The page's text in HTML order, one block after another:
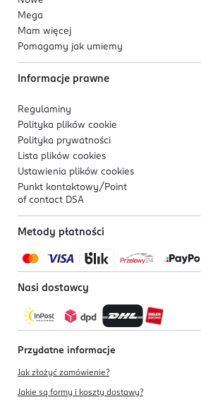
Mega
Mam więcej
Pomagamy jak umiemy
Informacje prawne
Regulaminy
Polityka plików cookie
Polityka prywatności
Lista plików cookies
Ustawienia plików cookies
Punkt kontaktowy/ Point
of contact DSA
Metody płatności
Nasi dostawcy
Przydatne informacje
Jak złożyć zamówienie?
Jakie są formy i koszty dostawy?